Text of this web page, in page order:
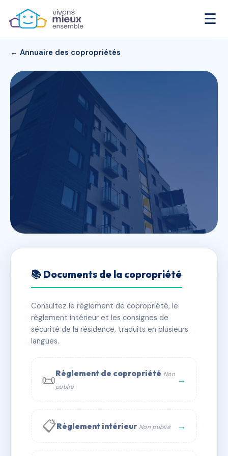
☰
← Annuaire des copropriétés
LE REVE
✓ Immatriculée 🏠 92 lots 🏗 1 bâtiment(s)
📞 Contacter Syndic Digital
📚 Documents de la copropriété
Consultez le règlement de copropriété, le
règlement intérieur et les consignes de
sécurité de la résidence, traduits en plusieurs
langues.
📜Règlement de copropriété Non
publié
→
📋Règlement intérieur Non publié →